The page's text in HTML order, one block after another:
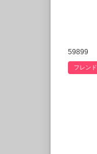
59899
フレンド